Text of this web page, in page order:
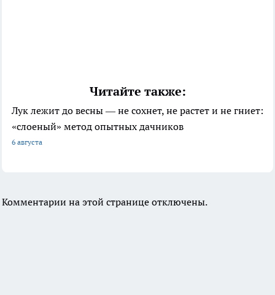
Читайте также:
Лук лежит до весны — не сохнет, не растет и не гниет:
«слоеный» метод опытных дачников
6 августа
Комментарии на этой странице отключены.